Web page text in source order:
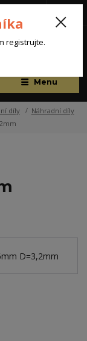
Menu
díly
Náhradní díly
registrujte.